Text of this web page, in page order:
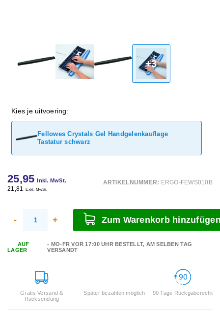
+3
Kies je uitvoering:
Fellowes Crystals Gel Handgelenkauflage
Tastatur schwarz
25,95 Inkl. MwSt.
21,81 Exkl. MwSt.
ARTIKELNUMMER: ERGO-FEWS010B
- + Zum Warenkorb
AUF
LAGER
- MO-FR VOR 17:00 UHR BESTELLT, AM SELBEN TAG
VERSANDT
Gratis Versand &
Rücksendung
Später bezahlen möglich 90 Tage Rückgaberecht